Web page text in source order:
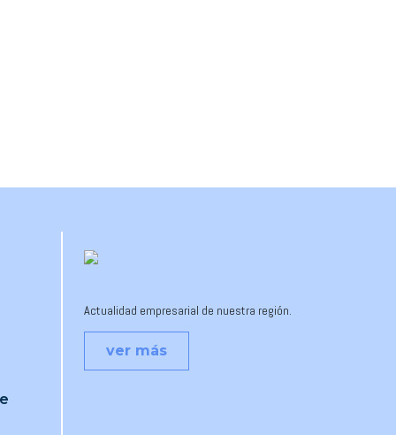
Actualidad empresarial de nuestra región.
ver más